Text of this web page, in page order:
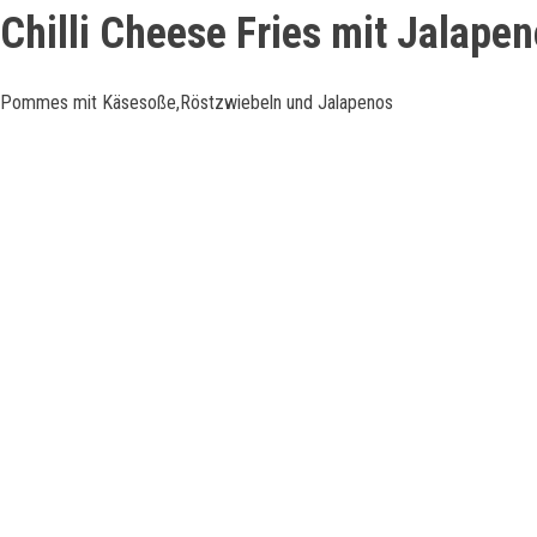
Chilli Cheese Fries mit
Pommes mit Käsesoße,Röstzwiebeln und Jalapenos